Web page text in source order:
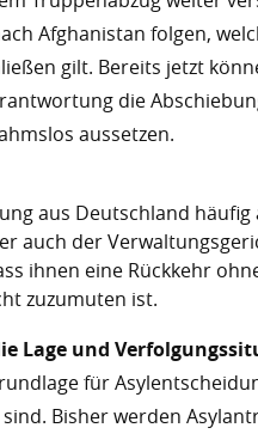
Afghanistan folgen,
gilt. Bereits jetzt
die
aussetzen.
aus Deutschland häufig
auch der
ihnen eine Rückkehr
zuzumuten ist.
Lage und
für
Bisher werden